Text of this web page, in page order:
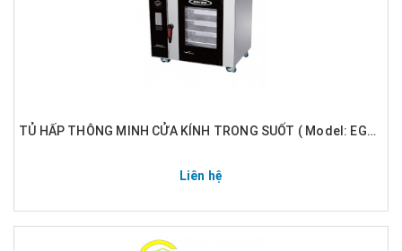
TỦ HẤP THÔNG MINH CỬA KÍNH TRONG SUỐT ( Model: EGA-DRS)
Liên hệ